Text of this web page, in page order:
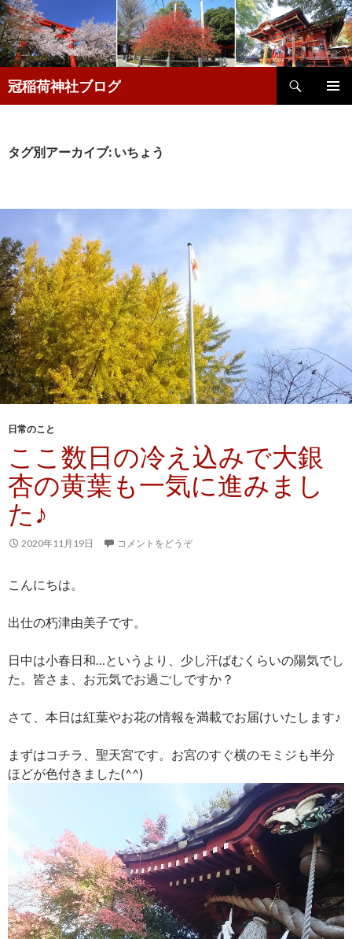
冠稲荷神社ブログ
索
ン
タグ別アーカイブ: いちょう
日常のこと
ここ数日の冷え込みで大銀
杏の黄葉も一気に進みまし
た♪
2020年11月19日 コメントをどうぞ
こんにちは。
出仕の朽津由美子です。
日中は小春日和…というより、少し汗ばむくらいの陽気でし
た。皆さま、お元気でお過ごしですか？
さて、本日は紅葉やお花の情報を満載でお届けいたします♪
まずはコチラ、聖天宮です。お宮のすぐ横のモミジも半分
ほどが色付きました(^^)